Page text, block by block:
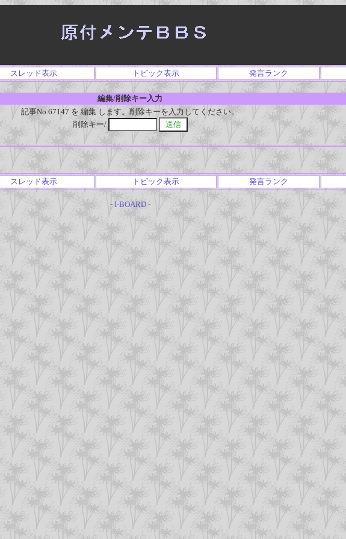
スレッド表示 トピック表示 発言ランク
編集/削除キー入力
記事No.67147 を 編集 します。削除キーを入力してください。
削除キー/
スレッド表示 トピック表示 発言ランク
- I-BOARD-